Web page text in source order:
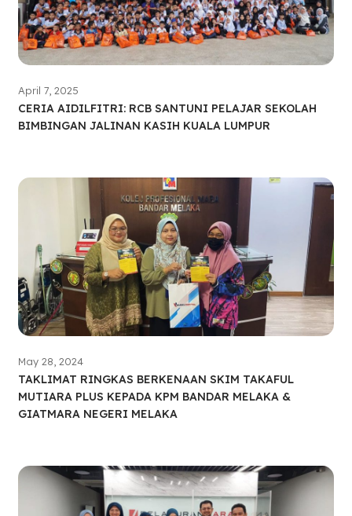
April 7, 2025
CERIA AIDILFITRI: RCB SANTUNI PELAJAR SEKOLAH
BIMBINGAN JALINAN KASIH KUALA LUMPUR
May 28, 2024
TAKLIMAT RINGKAS BERKENAAN SKIM TAKAFUL
MUTIARA PLUS KEPADA KPM BANDAR MELAKA &
GIATMARA NEGERI MELAKA